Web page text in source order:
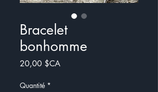
Bracelet
bonhomme
20,00 $CAPrix
Quantité *